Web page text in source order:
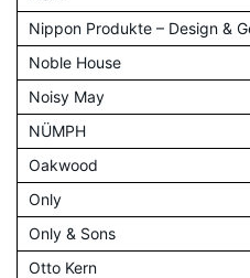
Nippon Produkte – Design &
Noble House
Noisy May
NÜMPH
Oakwood
Only
Only & Sons
Otto Kern